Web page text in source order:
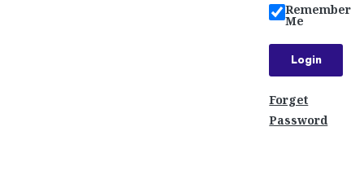
Remember
Me
Forget
Password